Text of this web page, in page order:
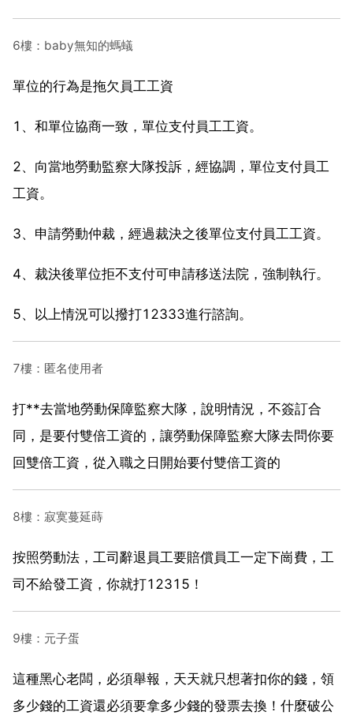
6樓：baby無知的螞蟻
單位的行為是拖欠員工工資
1、和單位協商一致，單位支付員工工資。
2、向當地勞動監察大隊投訴，經協調，單位支付員工
工資。
3、申請勞動仲裁，經過裁決之後單位支付員工工資。
4、裁決後單位拒不支付可申請移送法院，強制執行。
5、以上情況可以撥打12333進行諮詢。
7樓：匿名使用者
打**去當地勞動保障監察大隊，說明情況，不簽訂合
同，是要付雙倍工資的，讓勞動保障監察大隊去問你要
回雙倍工資，從入職之日開始要付雙倍工資的
8樓：寂寞蔓延蒔
按照勞動法，工司辭退員工要賠償員工一定下崗費，工
司不給發工資，你就打12315！
9樓：元子蛋
這種黑心老闆，必須舉報，天天就只想著扣你的錢，領
多少錢的工資還必須要拿多少錢的發票去換！什麼破公